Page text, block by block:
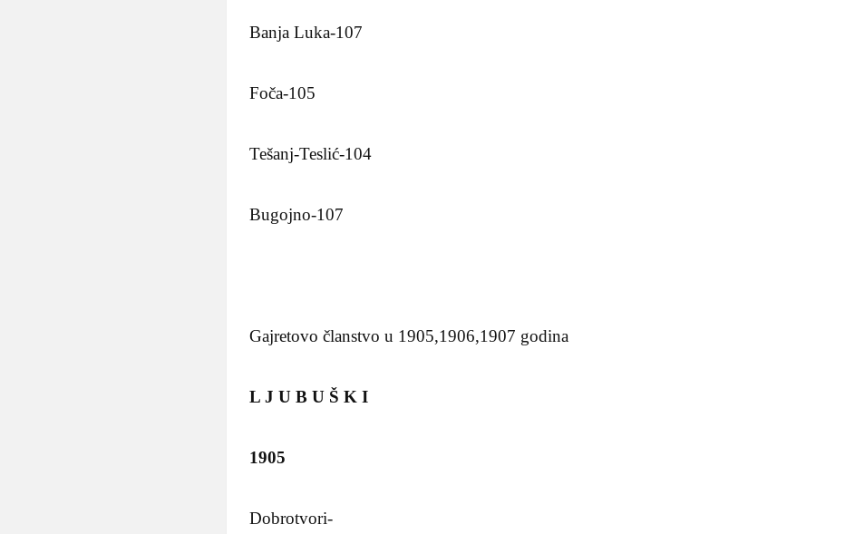
Banja Luka-107
Foča-105
Tešanj-Teslić-104
Bugojno-107
Gajretovo članstvo u 1905,1906,1907 godina
L J U B U Š K I
1905
Dobrotvori-